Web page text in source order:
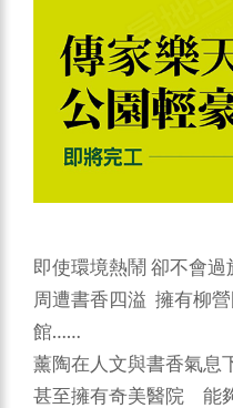
即使環境熱鬧 卻不會過
周遭書香四溢 擁有柳
館……
薰陶在人文與書香氣
甚至擁有奇美醫院 能